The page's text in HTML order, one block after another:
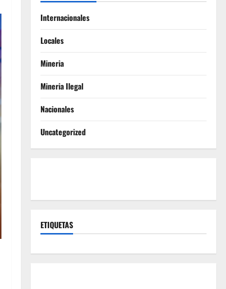
Internacionales
Locales
Mineria
Mineria Ilegal
Nacionales
Uncategorized
ETIQUETAS